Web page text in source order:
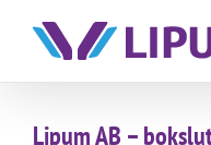
Lipum AB –